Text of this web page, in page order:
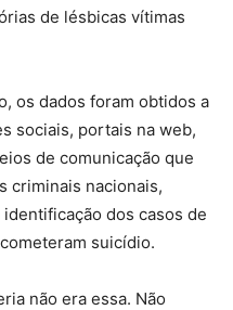
de lésbicas vítimas
os dados foram obtidos a
sociais, portais na web,
de comunicação que
criminais nacionais,
dos casos de
suicídio.
não era essa. Não